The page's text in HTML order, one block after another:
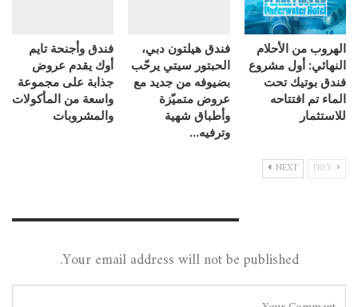
الهروب من الأحلام
النهائي: أول مشروع
فندق بوتيك تحت
الماء تم افتتاحه
للاستثمار
فندق هيلتون دبي،
الحبتور سيتي يرحّب
بضيوفه من جديد مع
عروض متميّزة
وأطباق شهية
وترفيه…
فندق وأجنحة تايم
أوك يقدم عروض
جذابة على مجموعة
واسعة من المأكولات
والمشروبات
NEXT
Your email address will not be published.